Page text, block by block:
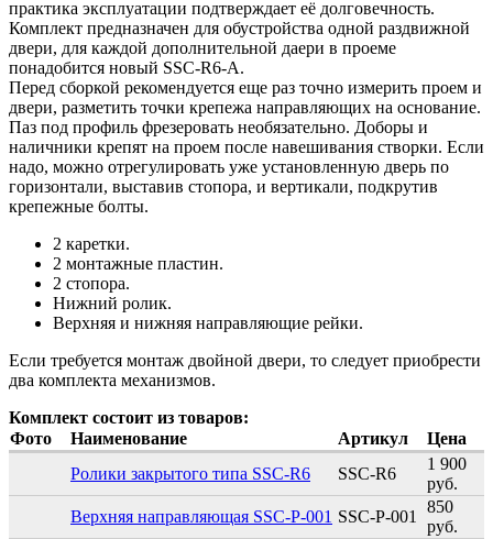
практика эксплуатации подтверждает её долговечность.
Комплект предназначен для обустройства одной раздвижной
двери, для каждой дополнительной даери в проеме
понадобится новый SSC-R6-A.
Перед сборкой рекомендуется еще раз точно измерить проем и
двери, разметить точки крепежа направляющих на основание.
Паз под профиль фрезеровать необязательно. Доборы и
наличники крепят на проем после навешивания створки. Если
надо, можно отрегулировать уже установленную дверь по
горизонтали, выставив стопора, и вертикали, подкрутив
крепежные болты.
2 каретки.
2 монтажные пластин.
2 стопора.
Нижний ролик.
Верхняя и нижняя направляющие рейки.
Если требуется монтаж двойной двери, то следует приобрести
два комплекта механизмов.
Комплект состоит из товаров:
Фото
Наименование Артикул
Цена
Ролики закрытого типа SSC-R6
SSC-R6
1 900
руб.
Верхняя направляющая SSC-P-001 SSC-P-001
850
руб.